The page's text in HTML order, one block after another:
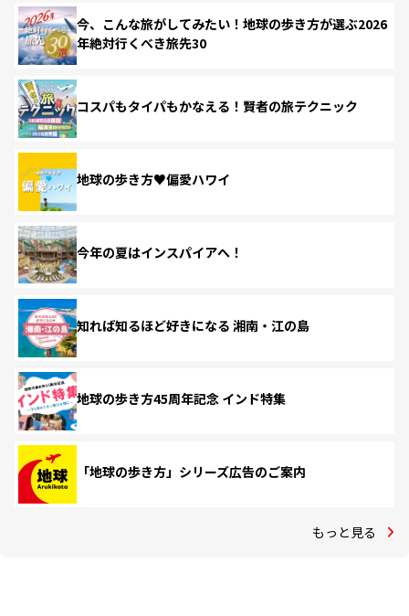
今、こんな旅がしてみたい！地球の歩き方が選ぶ2026
年絶対行くべき旅先30
コスパもタイパもかなえる！賢者の旅テクニック
地球の歩き方♥偏愛ハワイ
今年の夏はインスパイアへ！
知れば知るほど好きになる 湘南・江の島
地球の歩き方45周年記念 インド特集
「地球の歩き方」シリーズ広告のご案内
もっと見る